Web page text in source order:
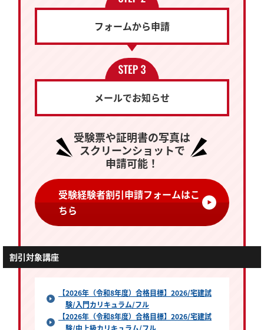
フォームから申請
メールでお知らせ
受験票や証明書の写真は
スクリーンショットで
申請可能！
受験経験者割引申請フォームはこ
ちら
割引対象講座
【2026年（令和8年度）合格目標】2026/宅建試
験/入門カリキュラム/フル
【2026年（令和8年度）合格目標】2026/宅建試
験/中上級カリキュラム/フル